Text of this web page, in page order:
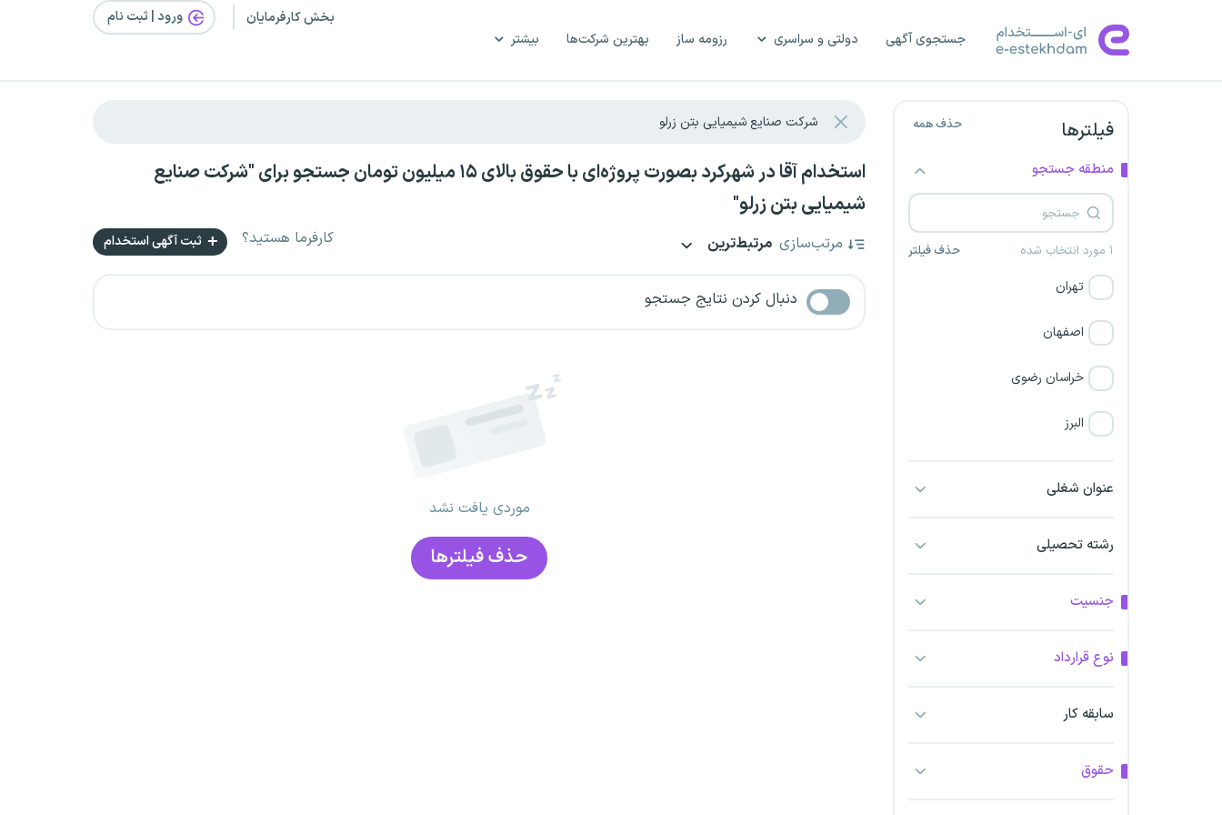
جستجوی آگهی دولتی و سراسری رزومه ساز بهترین شرکت‌ها بیشتر
بخش کارفرمایان ورود | ثبت‌ نام
فیلترها حذف همه
منطقه جستجو
۱ مورد انتخاب شده حذف فیلتر
تهران
اصفهان
خراسان رضوی
البرز
اراک
اردبیل
عنوان شغلی
رشته تحصیلی
جنسیت
نوع قرارداد
سابقه کار
حقوق
استخدام آقا در شهرکرد بصورت پروژه‌ای با حقوق بالای ۱۵ میلیون تومان جستجو برای "شرکت صنایع
شیمیایی بتن زرلو"
مرتب‌سازی مرتبط‌ترین کارفرما هستید؟ ثبت آگهی استخدام
دنبال کردن نتایج جستجو
موردی یافت نشد
حذف فیلتر‌ها